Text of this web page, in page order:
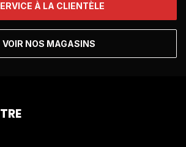
À LA CLIENTÈLE
VOIR NOS MAGASINS